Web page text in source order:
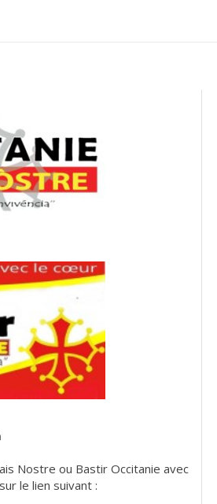
Nostre ou Bastir Occitanie avec
le lien suivant :